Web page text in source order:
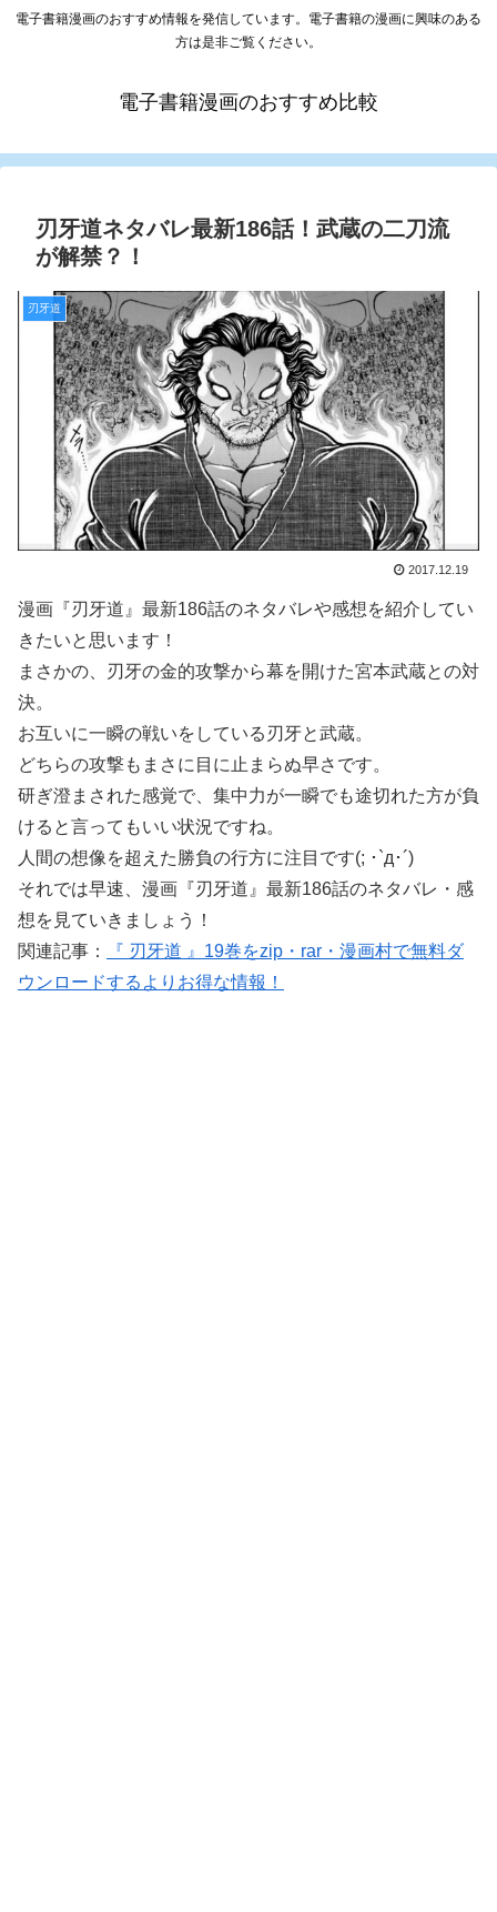
電子書籍漫画のおすすめ情報を発信しています。電子書籍の漫画に興味のある
方は是非ご覧ください。
電子書籍漫画のおすすめ比較
刃牙道ネタバレ最新186話！武蔵の二刀流
が解禁？！
刃牙道
2017.12.19
漫画『刃牙道』最新186話のネタバレや感想を紹介してい
きたいと思います！
まさかの、刃牙の金的攻撃から幕を開けた宮本武蔵との対
決。
お互いに一瞬の戦いをしている刃牙と武蔵。
どちらの攻撃もまさに目に止まらぬ早さです。
研ぎ澄まされた感覚で、集中力が一瞬でも途切れた方が負
けると言ってもいい状況ですね。
人間の想像を超えた勝負の行方に注目です(; ･`д･´)
それでは早速、漫画『刃牙道』最新186話のネタバレ・感
想を見ていきましょう！
関連記事：
『 刃牙道 』19巻をzip・rar・漫画村で無料ダ
ウンロードするよりお得な情報！